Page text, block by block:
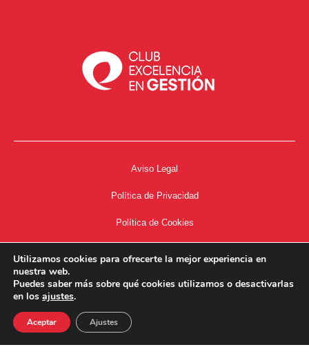
Aviso Legal
Política de Privacidad
Política de Cookies
34667504662
Utilizamos cookies para ofrecerte la mejor experiencia en
nuestra web.
Puedes saber más sobre qué cookies utilizamos o desactivarlas
en los ajustes.
Aceptar Ajustes